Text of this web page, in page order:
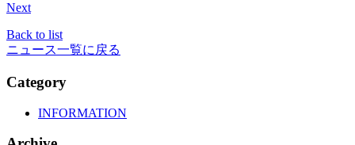
Next
Back to list
ニュース一覧に戻る
Category
INFORMATION